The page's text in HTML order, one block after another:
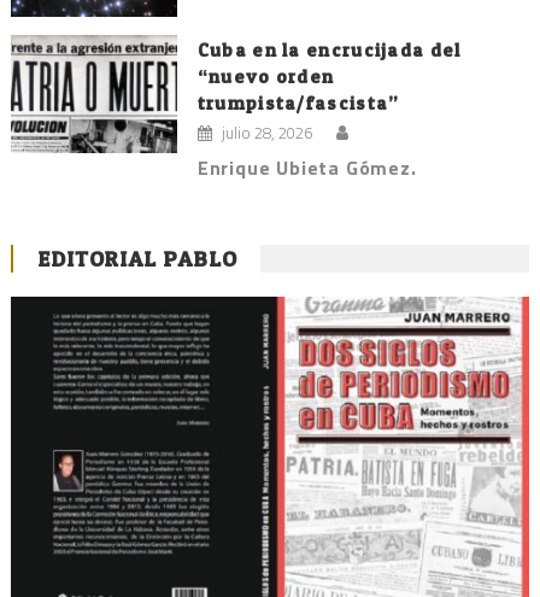
Cuba en la encrucijada del
“nuevo orden
trumpista/fascista”
julio 28, 2026
Enrique Ubieta Gómez.
EDITORIAL PABLO